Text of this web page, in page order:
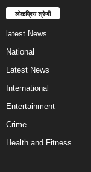
लोकप्रिय श्रेणी
latest News
National
Latest News
International
Entertainment
Crime
Health and Fitness